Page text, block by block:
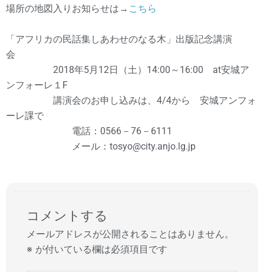
場所の地図入りお知らせは→ こちら
「アフリカの民話集しあわせのなる木」出版記念講演
会
2018年5月12日（土）14:00～16:00 at安城ア
ンフォーレ１F
講演会のお申し込みは、4/4から 安城アンフォ
ーレ課で
電話：0566－76－6111
メール：tosyo@city.anjo.lg.jp
コメントする
メールアドレスが公開されることはありません。
※ が付いている欄は必須項目です